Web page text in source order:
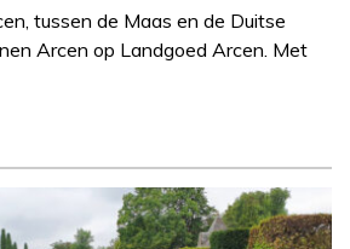
tussen de Maas en de Duitse
Arcen op Landgoed Arcen. Met